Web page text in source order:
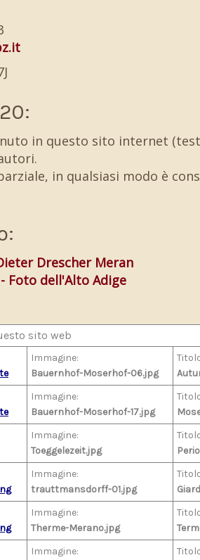
in questo sito internet
in qualsiasi modo è
Drescher Meran
Foto dell'Alto Adige
sito web
Immagine:
Bauernhof-Moserhof-06.jpg
Immagine:
Bauernhof-Moserhof-17.jpg
Immagine:
Toeggelezeit.jpg
Immagine:
trauttmansdorff-01.jpg
Immagine:
Therme-Merano.jpg
Immagine: